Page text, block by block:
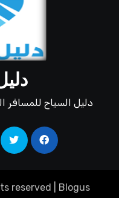
دليل السياح للمسافر
reserved Blogus